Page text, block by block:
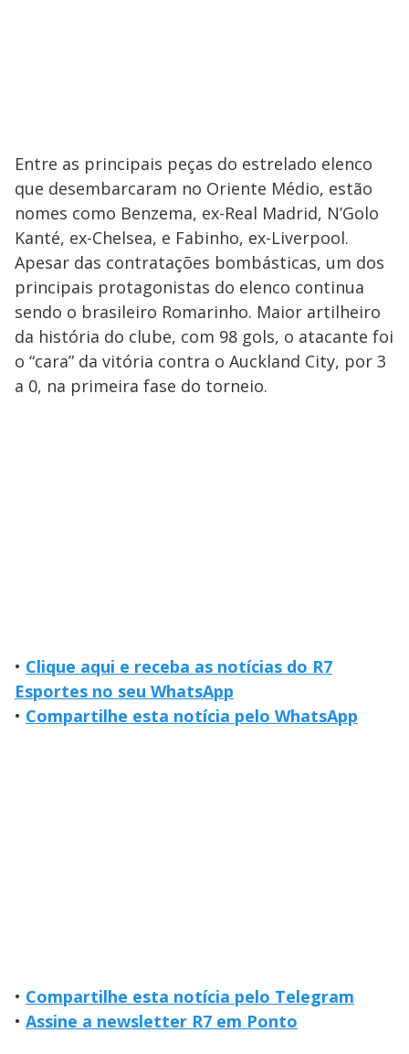
Entre as principais peças do estrelado elenco
que desembarcaram no Oriente Médio, estão
nomes como Benzema, ex-Real Madrid, N’Golo
Kanté, ex-Chelsea, e Fabinho, ex-Liverpool.
Apesar das contratações bombásticas, um dos
principais protagonistas do elenco continua
sendo o brasileiro Romarinho. Maior artilheiro
da história do clube, com 98 gols, o atacante foi
o “cara” da vitória contra o Auckland City, por 3
a 0, na primeira fase do torneio.
• Clique aqui e receba as notícias do R7
Esportes no seu WhatsApp
• Compartilhe esta notícia pelo WhatsApp
• Compartilhe esta notícia pelo Telegram
• Assine a newsletter R7 em Ponto